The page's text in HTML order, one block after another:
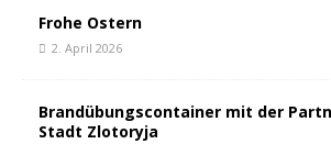
Frohe Ostern
2. April 2026
Brandübungscontainer mit der
Stadt Zlotoryja